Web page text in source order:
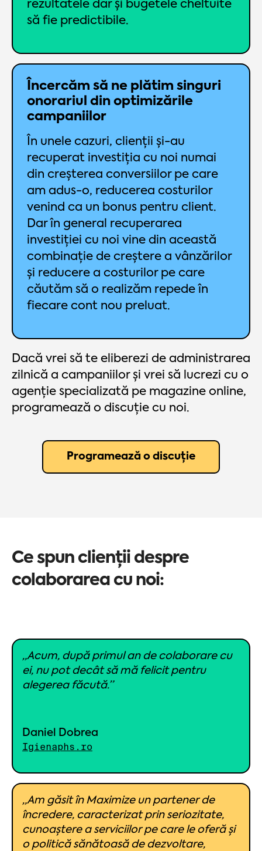
rezultatele dar și bugetele cheltuite
să fie predictibile.
Încercăm să ne plătim singuri
onorariul din optimizările
campaniilor
În unele cazuri, clienții și-au
recuperat investiția cu noi numai
din creșterea conversiilor pe care
am adus-o, reducerea costurilor
venind ca un bonus pentru client.
Dar în general recuperarea
investiției cu noi vine din această
combinație de creștere a vânzărilor
și reducere a costurilor pe care
căutăm să o realizăm repede în
fiecare cont nou preluat.
Dacă vrei să te eliberezi de administrarea
zilnică a campaniilor și vrei să lucrezi cu o
agenție specializată pe magazine online,
programează o discuție cu noi.
Programează o discuție
Ce spun clienții despre
colaborarea cu noi:
„Acum, după primul an de colaborare cu
ei, nu pot decât să mă felicit pentru
alegerea făcută.”
Daniel Dobrea
Igienaphs.ro
„Am găsit în Maximize un partener de
încredere, caracterizat prin seriozitate,
cunoaștere a serviciilor pe care le oferă și
o politică sănătoasă de dezvoltare,